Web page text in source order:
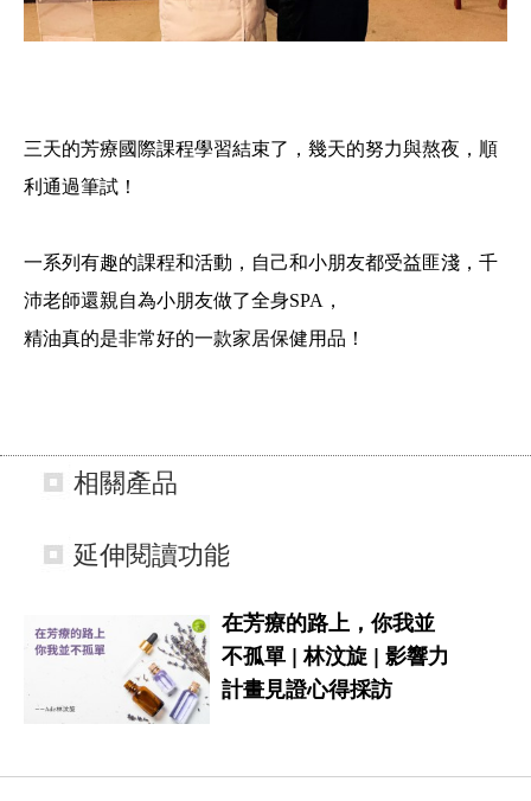
三天的芳療國際課程學習結束了，幾天的努力與熬夜，順
利通過筆試！
一系列有趣的課程和活動，自己和小朋友都受益匪淺，千
沛老師還親自為小朋友做了全身SPA，
精油真的是非常好的一款家居保健用品！
相關產品
延伸閱讀功能
在芳療的路上，你我並
不孤單 | 林汶旋 | 影響力
計畫見證心得採訪